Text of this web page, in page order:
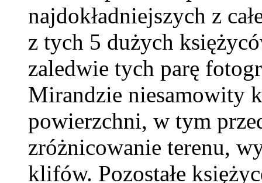
najdokładniejszych z
z tych 5 dużych
zaledwie tych parę
Mirandzie niesamowity
powierzchni, w tym
zróżnicowanie terenu,
klifów. Pozostałe